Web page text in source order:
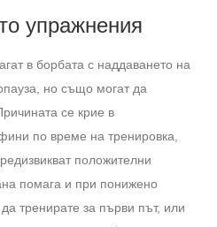
упражнения
в борбата с наддаването на
но също могат да
се крие в
по време на тренировка,
положителни
помага и при понижено
тренирате за първи път, или